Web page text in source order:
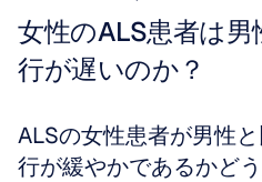
女性のALS患者は
行が遅いのか？
ALSの女性患者が男性
行が緩やかであるかど